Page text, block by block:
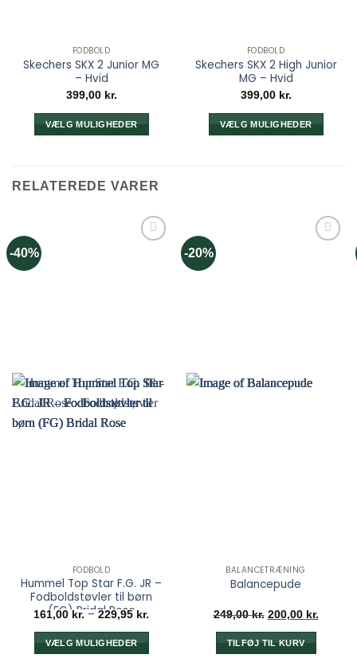
FODBOLD
Skechers SKX 2 Junior MG
– Hvid
399,00 kr.
VÆLG MULIGHEDER
flere
Mulighederne
FODBOLD
Skechers SKX 2 High Junior
MG – Hvid
399,00 kr.
VÆLG MULIGHEDER
Mulighederne
RELATEREDE VARER
-40%
FODBOLD
Hummel Top Star F.G. JR –
Fodboldstøvler til børn
(FG) Bridal Rose
161,00 kr. – 229,95 kr.
til
VÆLG MULIGHEDER
-20%
BALANCETRÆNING
Balancepude
249,00kr. Den
oprindelige
pris
var:
249,00 kr..
200,00 kr.Den
TILFØJ TIL KURV